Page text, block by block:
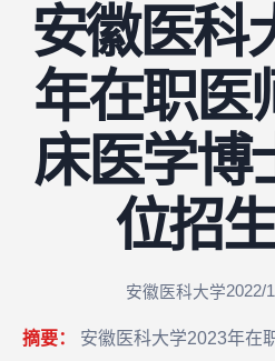
安徽医科
年在职医
床医学博
位招
安徽医科大学2022/
摘要：
安徽医科大学2023年在